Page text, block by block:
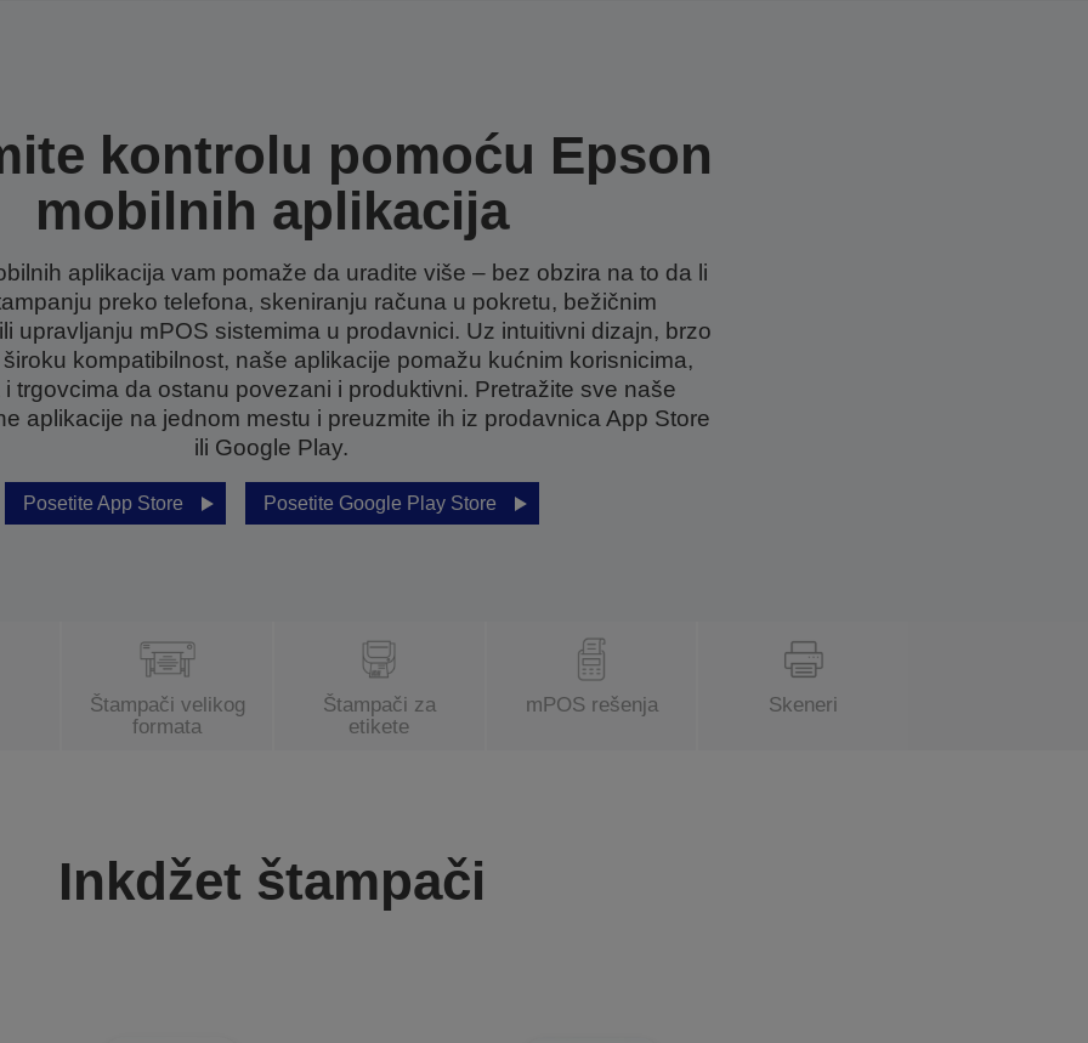
kontrolu pomoću Epson
mobilnih aplikacija
aplikacija vam pomaže da uradite više – bez obzira na to da li
preko telefona, skeniranju računa u pokretu, bežičnim
upravljanju mPOS sistemima u prodavnici. Uz intuitivni dizajn, brzo
kompatibilnost, naše aplikacije pomažu kućnim korisnicima,
trgovcima da ostanu povezani i produktivni. Pretražite sve naše
aplikacije na jednom mestu i preuzmite ih iz prodavnica App Store
ili Google Play.
Posetite App Store Posetite Google Play Store
Štampači velikog
formata
Štampači za
etikete
mPOS rešenja Skeneri
Inkdžet štampači